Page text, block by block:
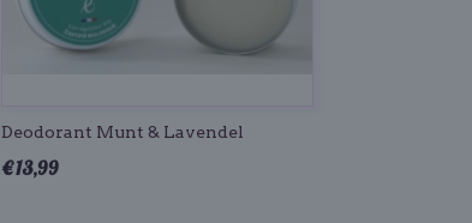
Deodorant Munt & Lavendel
€ 13,99